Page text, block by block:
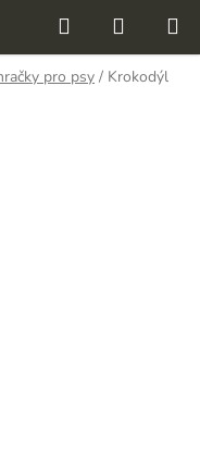
Hledat
KOŠÍK
pro psy / Krokodýl